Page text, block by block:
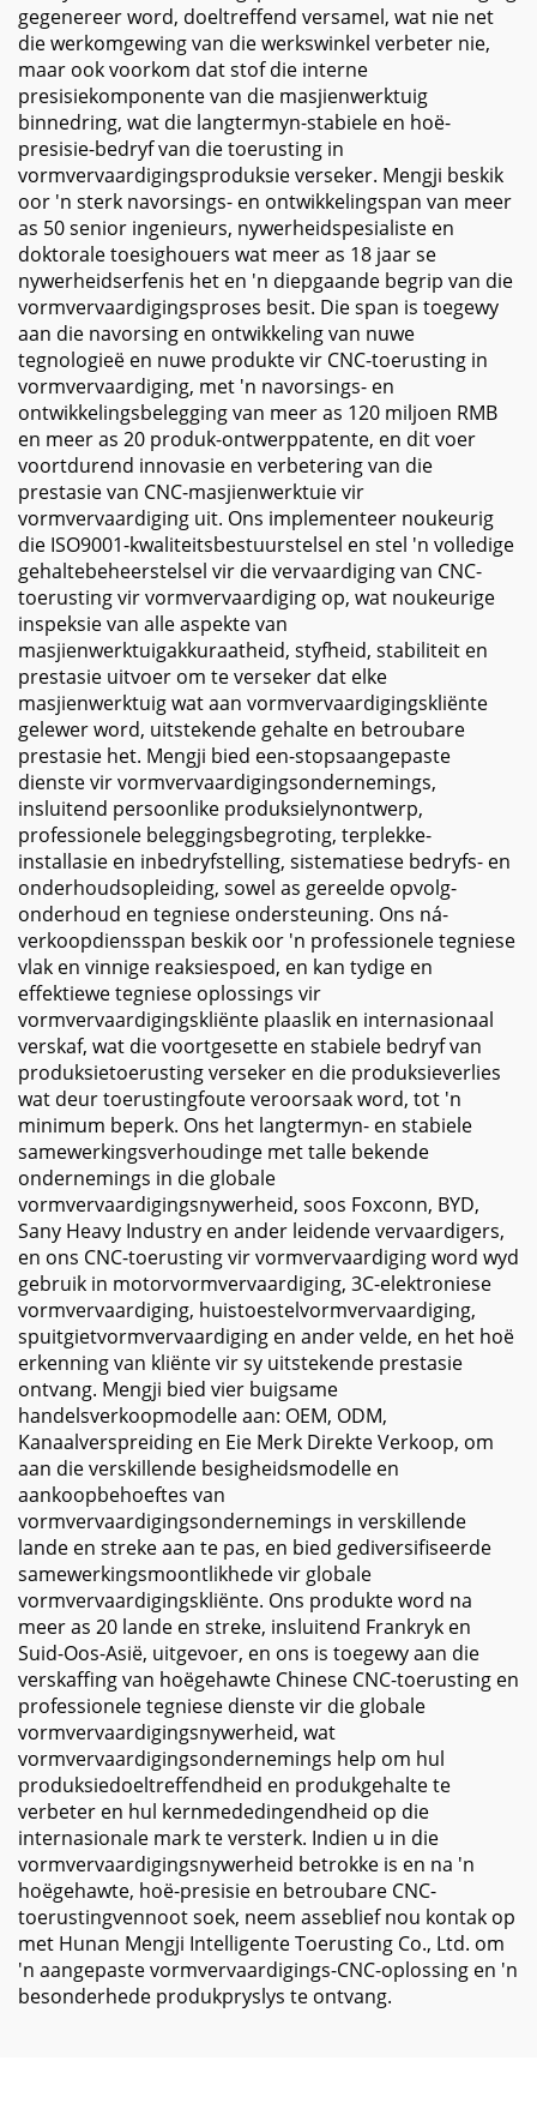
gegenereer word, doeltreffend versamel, wat nie net
die werkomgewing van die werkswinkel verbeter nie,
maar ook voorkom dat stof die interne
presisiekomponente van die masjienwerktuig
binnedring, wat die langtermyn-stabiele en hoë-
presisie-bedryf van die toerusting in
vormvervaardigingsproduksie verseker. Mengji beskik
oor 'n sterk navorsings- en ontwikkelingspan van meer
as 50 senior ingenieurs, nywerheidspesialiste en
doktorale toesighouers wat meer as 18 jaar se
nywerheidserfenis het en 'n diepgaande begrip van die
vormvervaardigingsproses besit. Die span is toegewy
aan die navorsing en ontwikkeling van nuwe
tegnologieë en nuwe produkte vir CNC-toerusting in
vormvervaardiging, met 'n navorsings- en
ontwikkelingsbelegging van meer as 120 miljoen RMB
en meer as 20 produk-ontwerppatente, en dit voer
voortdurend innovasie en verbetering van die
prestasie van CNC-masjienwerktuie vir
vormvervaardiging uit. Ons implementeer noukeurig
die ISO9001-kwaliteitsbestuurstelsel en stel 'n volledige
gehaltebeheerstelsel vir die vervaardiging van CNC-
toerusting vir vormvervaardiging op, wat noukeurige
inspeksie van alle aspekte van
masjienwerktuigakkuraatheid, styfheid, stabiliteit en
prestasie uitvoer om te verseker dat elke
masjienwerktuig wat aan vormvervaardigingskliënte
gelewer word, uitstekende gehalte en betroubare
prestasie het. Mengji bied een-stopsaangepaste
dienste vir vormvervaardigingsondernemings,
insluitend persoonlike produksielynontwerp,
professionele beleggingsbegroting, terplekke-
installasie en inbedryfstelling, sistematiese bedryfs- en
onderhoudsopleiding, sowel as gereelde opvolg-
onderhoud en tegniese ondersteuning. Ons ná-
verkoopdiensspan beskik oor 'n professionele tegniese
vlak en vinnige reaksiespoed, en kan tydige en
effektiewe tegniese oplossings vir
vormvervaardigingskliënte plaaslik en internasionaal
verskaf, wat die voortgesette en stabiele bedryf van
produksietoerusting verseker en die produksieverlies
wat deur toerustingfoute veroorsaak word, tot 'n
minimum beperk. Ons het langtermyn- en stabiele
samewerkingsverhoudinge met talle bekende
ondernemings in die globale
vormvervaardigingsnywerheid, soos Foxconn, BYD,
Sany Heavy Industry en ander leidende vervaardigers,
en ons CNC-toerusting vir vormvervaardiging word wyd
gebruik in motorvormvervaardiging, 3C-elektroniese
vormvervaardiging, huistoestelvormvervaardiging,
spuitgietvormvervaardiging en ander velde, en het hoë
erkenning van kliënte vir sy uitstekende prestasie
ontvang. Mengji bied vier buigsame
handelsverkoopmodelle aan: OEM, ODM,
Kanaalverspreiding en Eie Merk Direkte Verkoop, om
aan die verskillende besigheidsmodelle en
aankoopbehoeftes van
vormvervaardigingsondernemings in verskillende
lande en streke aan te pas, en bied gediversifiseerde
samewerkingsmoontlikhede vir globale
vormvervaardigingskliënte. Ons produkte word na
meer as 20 lande en streke, insluitend Frankryk en
Suid-Oos-Asië, uitgevoer, en ons is toegewy aan die
verskaffing van hoëgehawte Chinese CNC-toerusting en
professionele tegniese dienste vir die globale
vormvervaardigingsnywerheid, wat
vormvervaardigingsondernemings help om hul
produksiedoeltreffendheid en produkgehalte te
verbeter en hul kernmededingendheid op die
internasionale mark te versterk. Indien u in die
vormvervaardigingsnywerheid betrokke is en na 'n
hoëgehawte, hoë-presisie en betroubare CNC-
toerustingvennoot soek, neem asseblief nou kontak op
met Hunan Mengji Intelligente Toerusting Co., Ltd. om
'n aangepaste vormvervaardigings-CNC-oplossing en 'n
besonderhede produkpryslys te ontvang.